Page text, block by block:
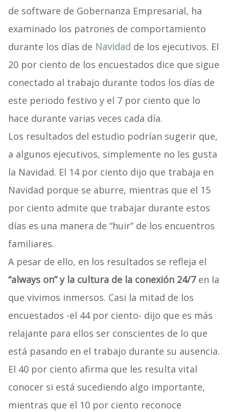
de software de Gobernanza Empresarial, ha
examinado los patrones de comportamiento
durante los días de Navidadde los ejecutivos. El
20 por ciento de los encuestados dice que sigue
conectado al trabajo durante todos los días de
este periodo festivo y el 7 por ciento que lo
hace durante varias veces cada día.
Los resultados del estudio podrían sugerir que,
a algunos ejecutivos, simplemente no les gusta
la Navidad. El 14 por ciento dijo que trabaja en
Navidad porque se aburre, mientras que el 15
por ciento admite que trabajar durante estos
días es una manera de “huir” de los encuentros
familiares.
A pesar de ello, en los resultados se refleja el
“always on” y la cultura de la conexión 24/7 en la
que vivimos inmersos. Casi la mitad de los
encuestados -el 44 por ciento- dijo que es más
relajante para ellos ser conscientes de lo que
está pasando en el trabajo durante su ausencia.
El 40 por ciento afirma que les resulta vital
conocer si está sucediendo algo importante,
mientras que el 10 por ciento reconoce